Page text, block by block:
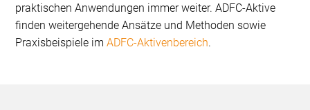
praktischen Anwendungen immer weiter. ADFC-Aktive
finden weitergehende Ansätze und Methoden sowie
Praxisbeispiele imADFC-Aktivenbereich.